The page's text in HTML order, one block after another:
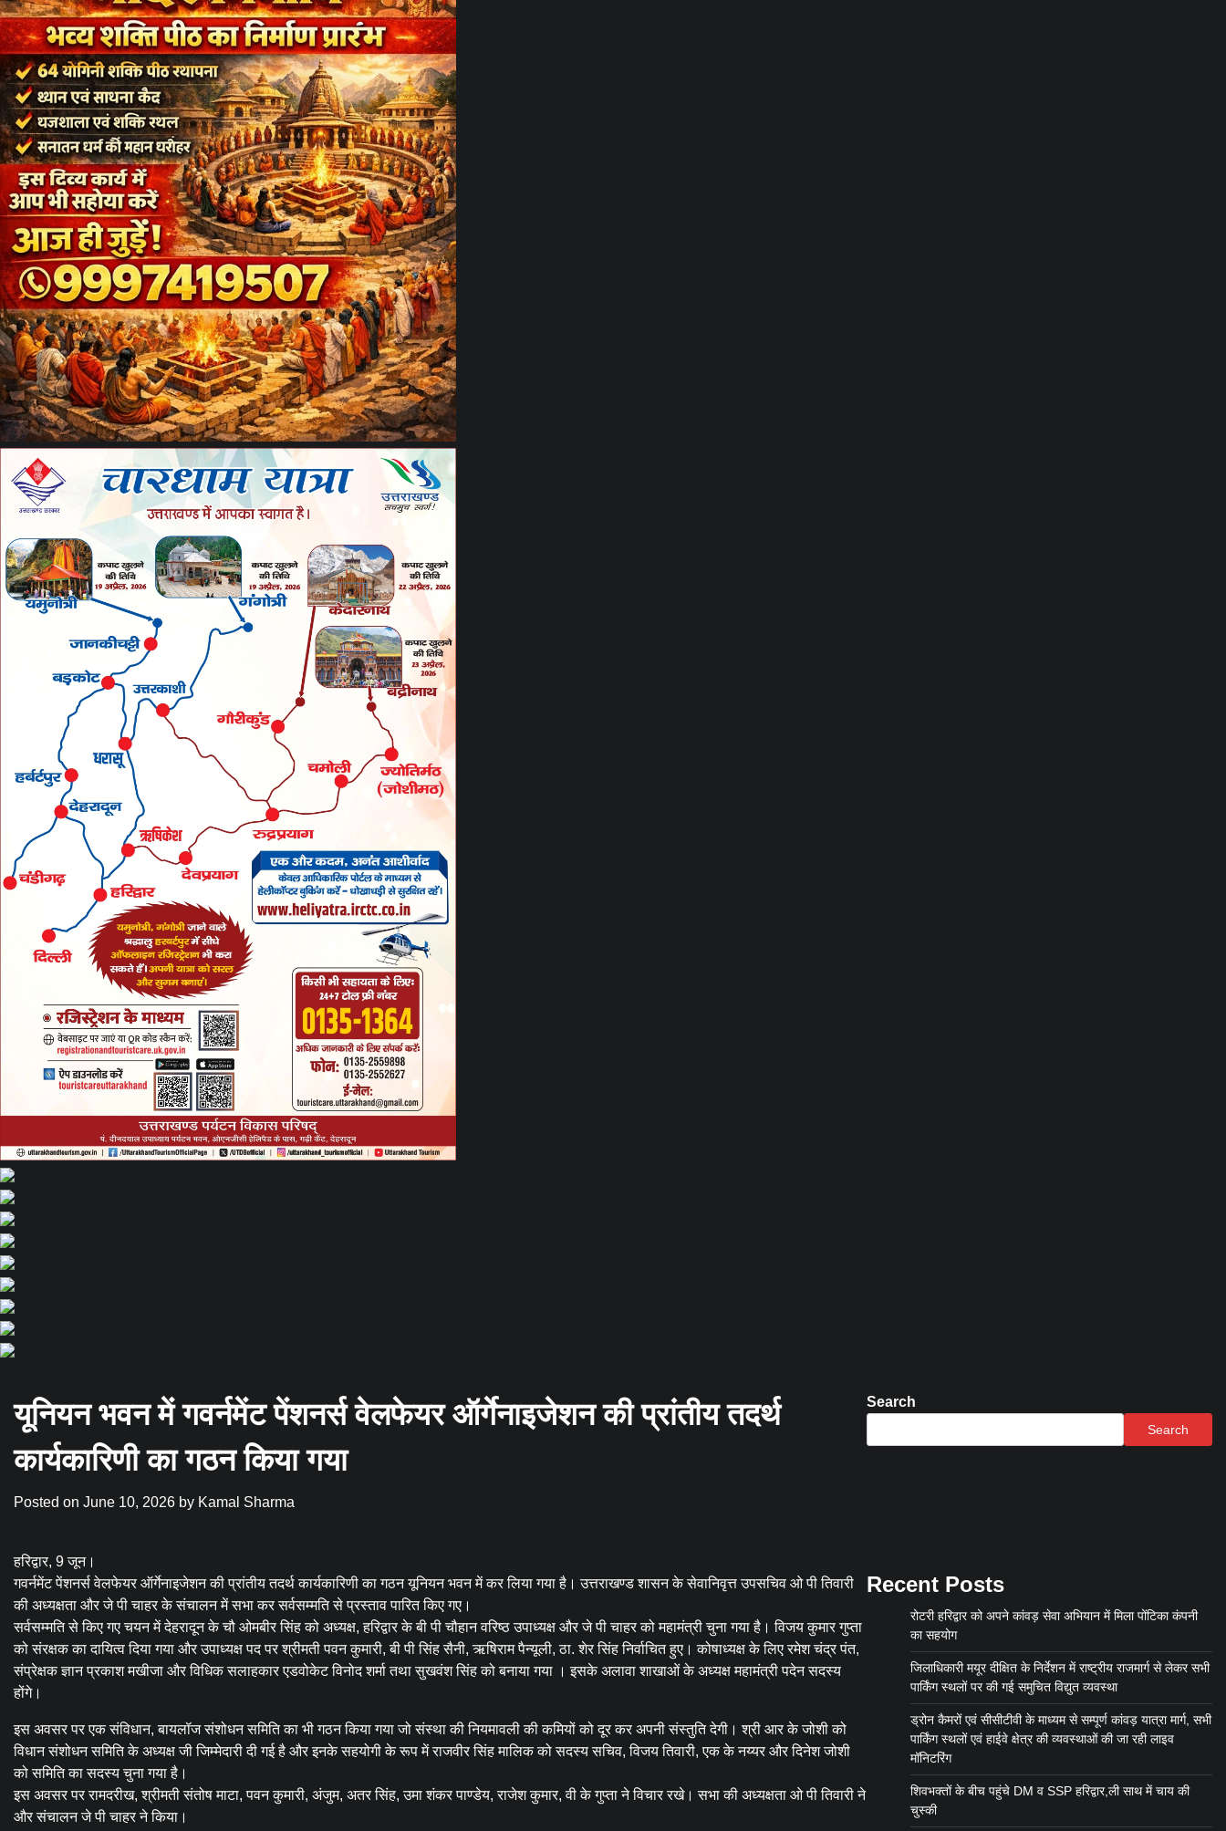
यूनियन भवन में गवर्नमेंट पेंशनर्स वेलफेयर ऑर्गेनाइजेशन की प्रांतीय तदर्थ
कार्यकारिणी का गठन किया गया
Posted on June 10, 2026 by Kamal Sharma
हरिद्वार, 9 जून।
गवर्नमेंट पेंशनर्स वेलफेयर ऑर्गेनाइजेशन की प्रांतीय तदर्थ कार्यकारिणी का गठन यूनियन भवन में कर लिया गया है। उत्तराखण्ड शासन के सेवानिवृत्त उपसचिव ओ पी तिवारी
की अध्यक्षता और जे पी चाहर के संचालन में सभा कर सर्वसम्मति से प्रस्ताव पारित किए गए।
सर्वसम्मति से किए गए चयन में देहरादून के चौ ओमबीर सिंह को अध्यक्ष, हरिद्वार के बी पी चौहान वरिष्ठ उपाध्यक्ष और जे पी चाहर को महामंत्री चुना गया है। विजय कुमार गुप्ता
को संरक्षक का दायित्व दिया गया और उपाध्यक्ष पद पर श्रीमती पवन कुमारी, बी पी सिंह सैनी, ऋषिराम पैन्यूली, ठा. शेर सिंह निर्वाचित हुए। कोषाध्यक्ष के लिए रमेश चंद्र पंत,
संप्रेक्षक ज्ञान प्रकाश मखीजा और विधिक सलाहकार एडवोकेट विनोद शर्मा तथा सुखवंश सिंह को बनाया गया । इसके अलावा शाखाओं के अध्यक्ष महामंत्री पदेन सदस्य
होंगे।
इस अवसर पर एक संविधान, बायलॉज संशोधन समिति का भी गठन किया गया जो संस्था की नियमावली की कमियों को दूर कर अपनी संस्तुति देगी। श्री आर के जोशी को
विधान संशोधन समिति के अध्यक्ष जी जिम्मेदारी दी गई है और इनके सहयोगी के रूप में राजवीर सिंह मालिक को सदस्य सचिव, विजय तिवारी, एक के नय्यर और दिनेश जोशी
को समिति का सदस्य चुना गया है।
इस अवसर पर रामदरीख, श्रीमती संतोष माटा, पवन कुमारी, अंजुम, अतर सिंह, उमा शंकर पाण्डेय, राजेश कुमार, वी के गुप्ता ने विचार रखे। सभा की अध्यक्षता ओ पी तिवारी ने
और संचालन जे पी चाहर ने किया।
Search
Search
Recent Posts
रोटरी हरिद्वार को अपने कांवड़ सेवा अभियान में मिला पोंटिका कंपनी
का सहयोग
जिलाधिकारी मयूर दीक्षित के निर्देशन में राष्ट्रीय राजमार्ग से लेकर सभी
पार्किंग स्थलों पर की गई समुचित विद्युत व्यवस्था
ड्रोन कैमरों एवं सीसीटीवी के माध्यम से सम्पूर्ण कांवड़ यात्रा मार्ग, सभी
पार्किंग स्थलों एवं हाईवे क्षेत्र की व्यवस्थाओं की जा रही लाइव
मॉनिटरिंग
शिवभक्तों के बीच पहुंचे DM व SSP हरिद्वार,ली साथ में चाय की
चुस्की